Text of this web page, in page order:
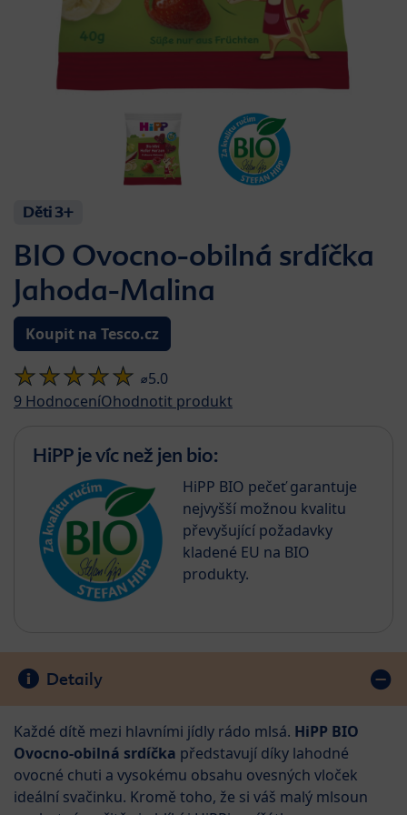
Děti 3+
BIO Ovocno-obilná srdíčka
Jahoda-Malina
Koupit na Tesco.cz
⌀5.0
9 HodnoceníOhodnotit produkt
HiPP je víc než jen bio:
HiPP BIO pečeť garantuje
nejvyšší možnou kvalitu
převyšující požadavky
kladené EU na BIO
produkty.
Detaily
Každé dítě mezi hlavními jídly rádo mlsá. HiPP BIO
Ovocno-obilná srdíčka představují díky lahodné
ovocné chuti a vysokému obsahu ovesných vloček
ideální svačinku. Kromě toho, že si váš malý mlsoun